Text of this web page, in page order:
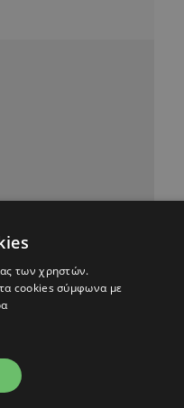
των χρηστών.
τα cookies σύμφωνα με